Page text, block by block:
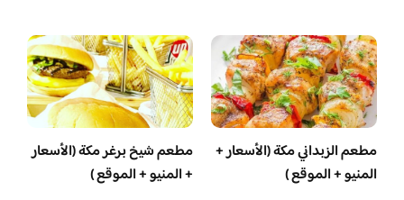
مطعم الزبداني مكة (الأسعار +
المنيو + الموقع )
مطعم شيخ برغر مكة (الأسعار
+ المنيو + الموقع )